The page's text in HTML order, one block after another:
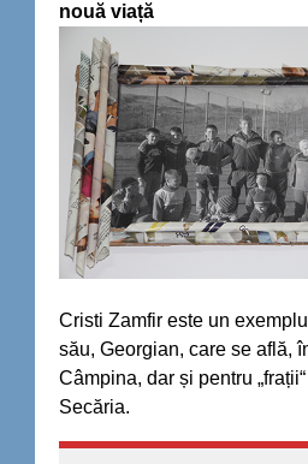
nouă viață
Cristi Zamfir este un
său, Georgian, care se află,
Câmpina, dar și pentru
Secăria.